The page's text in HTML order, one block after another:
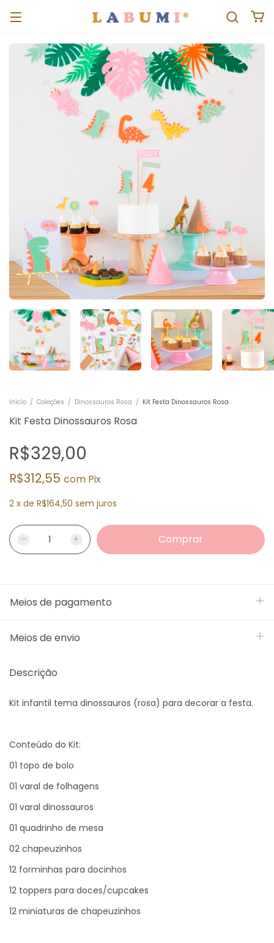
Início / Coleções / Dinossauros Rosa / Kit Festa Dinossauros Rosa
Kit Festa Dinossauros Rosa
R$329,00
R$312,55 com Pix
2 x de R$164,50 sem juros
Meios de pagamento
Meios de envio
Descrição
Kit infantil tema dinossauros (rosa) para decorar a festa.
Conteúdo do Kit:
01 topo de bolo
01 varal de folhagens
01 varal dinossauros
01 quadrinho de mesa
02 chapeuzinhos
12 forminhas para docinhos
12 toppers para doces/cupcakes
12 miniaturas de chapeuzinhos